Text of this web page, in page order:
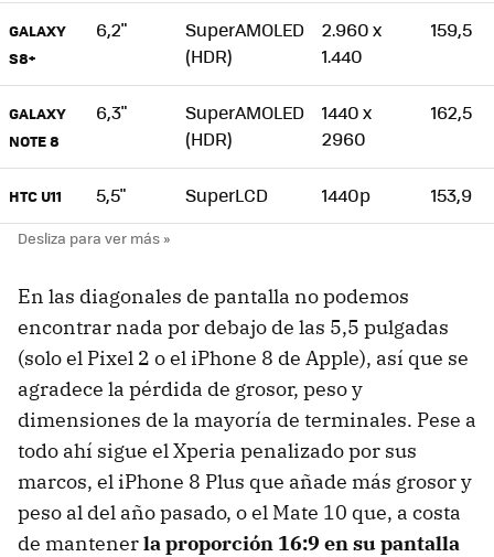
GALAXY
S8+
6,2"
SuperAMOLED
(HDR)
2.960 x
1.440
159,5
GALAXY
NOTE 8
6,3"
SuperAMOLED
(HDR)
1440 x
2960
162,5
HTC U11 5,5" SuperLCD 1440p 153,9
En las diagonales de pantalla no podemos
encontrar nada por debajo de las 5,5 pulgadas
(solo el Pixel 2 o el iPhone 8 de Apple), así que se
agradece la pérdida de grosor, peso y
dimensiones de la mayoría de terminales. Pese a
todo ahí sigue el Xperia penalizado por sus
marcos, el iPhone 8 Plus que añade más grosor y
peso al del año pasado, o el Mate 10 que, a costa
de mantenerla proporción 16:9 en su pantalla